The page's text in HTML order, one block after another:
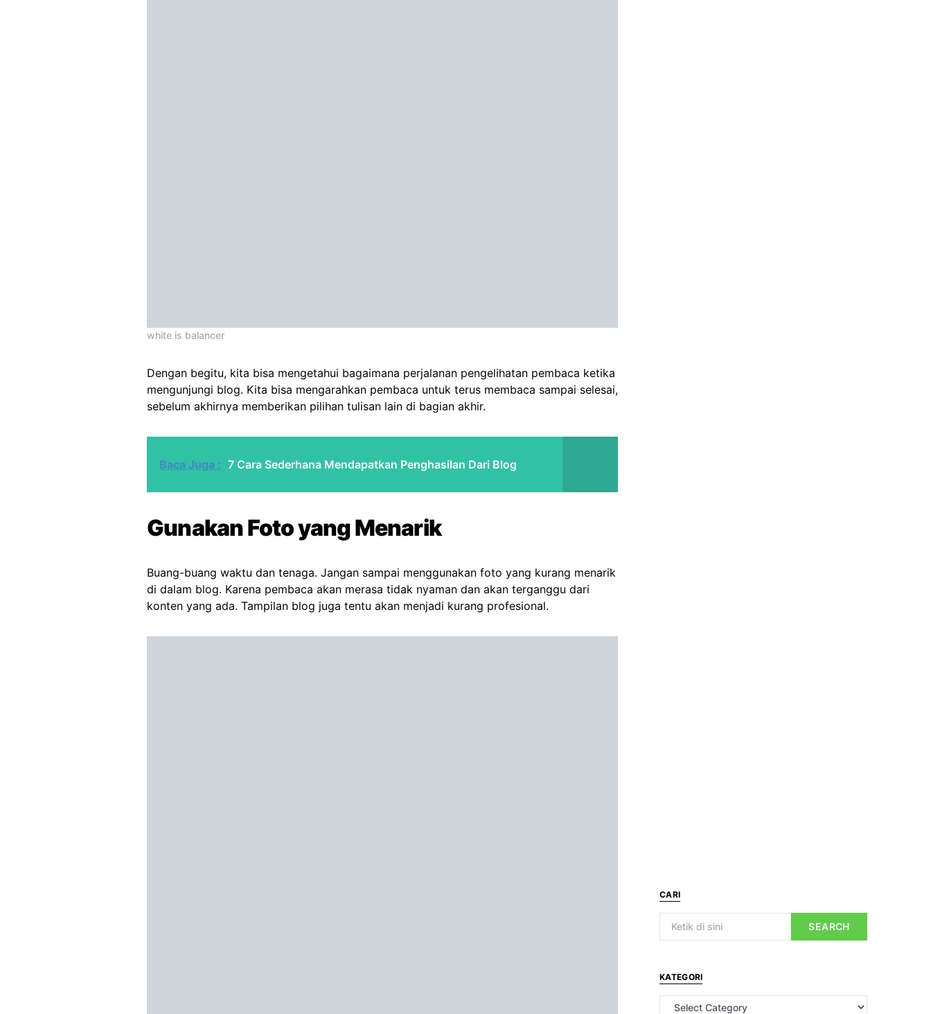
white is balancer
Dengan begitu, kita bisa mengetahui bagaimana perjalanan pengelihatan pembaca ketika
mengunjungi blog. Kita bisa mengarahkan pembaca untuk terus membaca sampai selesai,
sebelum akhirnya memberikan pilihan tulisan lain di bagian akhir.
Baca Juga : 7 Cara Sederhana Mendapatkan Penghasilan Dari Blog
Gunakan Foto yang Menarik
Buang-buang waktu dan tenaga. Jangan sampai menggunakan foto yang kurang menarik
di dalam blog. Karena pembaca akan merasa tidak nyaman dan akan terganggu dari
konten yang ada. Tampilan blog juga tentu akan menjadi kurang profesional.
CARI
SEARCH
KATEGORI